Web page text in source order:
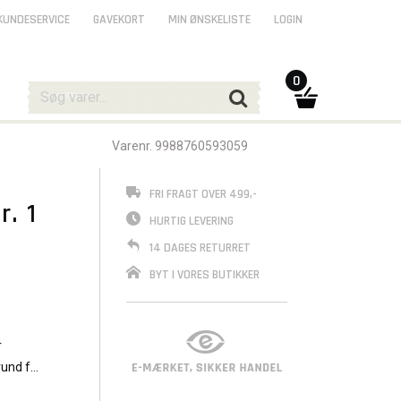
Varenr. 9988760593059
1
for
FRI FRAGT OVER 499,-
HURTIG LEVERING
14 DAGES RETURRET
BYT I VORES BUTIKKER
GAVEKORT MIN ØNSKELISTE LOGIN
0